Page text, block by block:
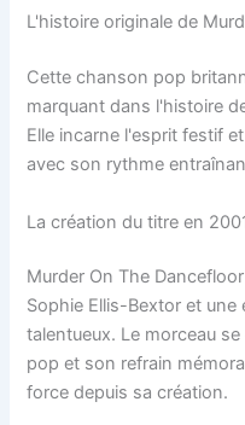
L'histoire originale de
Cette chanson pop
marquant dans l'histoire
Elle incarne l'esprit festif
avec son rythme
La création du titre en
Murder On The
Sophie Ellis-Bextor et
talentueux. Le morceau
pop et son refrain
force depuis sa création.